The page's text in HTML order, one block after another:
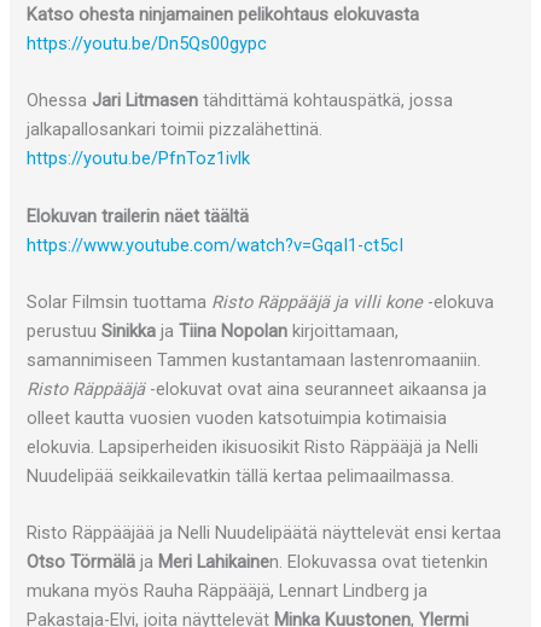
Katso ohesta ninjamainen pelikohtaus elokuvasta
https://youtu.be/Dn5Qs00gypc
Ohessa Jari Litmasen tähdittämä kohtauspätkä, jossa
jalkapallosankari toimii pizzalähettinä.
https://youtu.be/PfnToz1ivlk
Elokuvan trailerin näet täältä
https://www.youtube.com/watch?v=GqaI1-ct5cI
Solar Filmsin tuottama Risto Räppääjä ja villi kone-elokuva
perustuuSinikka jaTiina Nopolan kirjoittamaan,
samannimiseen Tammen kustantamaan lastenromaaniin.
Risto Räppääjä-elokuvat ovat aina seuranneet aikaansa ja
olleet kautta vuosien vuoden katsotuimpia kotimaisia
elokuvia. Lapsiperheiden ikisuosikit Risto Räppääjä ja Nelli
Nuudelipää seikkailevatkin tällä kertaa pelimaailmassa.
Risto Räppääjää ja Nelli Nuudelipäätä näyttelevät ensi kertaa
Otso Törmälä ja Meri Lahikainen. Elokuvassa ovat tietenkin
mukana myös Rauha Räppääjä, Lennart Lindberg ja
Pakastaja-Elvi, joita näyttelevät Minka Kuustonen,Ylermi